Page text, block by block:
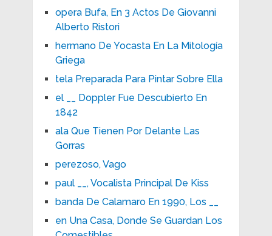
opera Bufa, En 3 Actos De Giovanni
Alberto Ristori
hermano De Yocasta En La Mitología
Griega
tela Preparada Para Pintar Sobre Ella
el __ Doppler Fue Descubierto En
1842
ala Que Tienen Por Delante Las
Gorras
perezoso, Vago
paul __, Vocalista Principal De Kiss
banda De Calamaro En 1990, Los __
en Una Casa, Donde Se Guardan Los